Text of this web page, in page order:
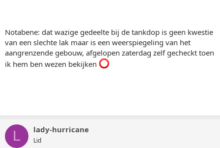
Notabene: dat wazige gedeelte bij de tankdop is geen kwestie
van een slechte lak maar is een weerspiegeling van het
aangrenzende gebouw, afgelopen zaterdag zelf gecheckt toen
ik hem ben wezen bekijken
L lady-hurricane
Lid